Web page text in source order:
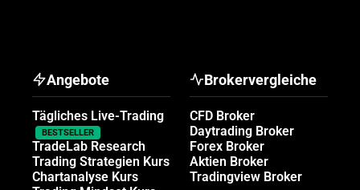
Angebote
Tägliches Live-Trading
BESTSELLER
TradeLab Research
Trading Strategien Kurs
Chartanalyse Kurs
Brokervergleiche
CFD Broker
Daytrading Broker
Forex Broker
Aktien Broker
Tradingview Broker